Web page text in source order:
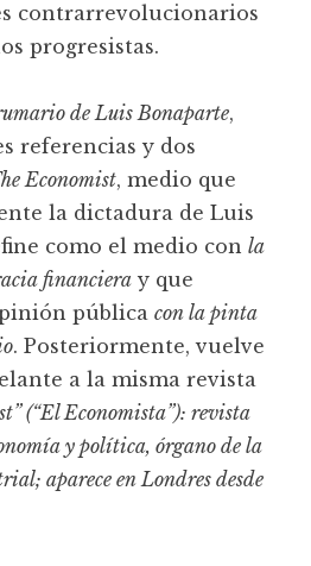
contrarrevolucionarios
progresistas.
de Luis Bonaparte,
referencias y dos
Economist, medio que
la dictadura de Luis
como el medio con la
financiera y que
pública con la pinta
. Posteriormente, vuelve
a la misma revista
(“El Economista”): revista
y política, órgano de la
aparece en Londres desde